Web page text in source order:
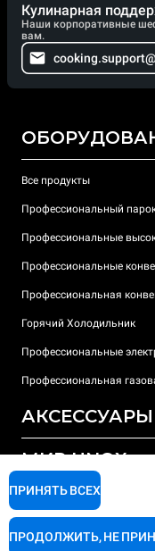
Кулинарная
Наши корпоративные
вам.
Все продукты
Профессиональный
Профессиональные
Профессиональные
Профессиональная
Горячий Холодильник
Профессиональные
Профессиональная
АКСЕССУАРЫ
Моющие средства для
Моющие средства для
Ионообменный фильтр
МИР UNOX
Наши офисы по всему
ПОДДЕРЖКА
Гарантия Unox
ПРИНЯТЬ ВСЕХ
ПРОДОЛЖИТЬ, НЕ